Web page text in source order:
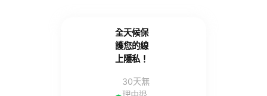
全天候保
護您的線
上隱私！
30天無